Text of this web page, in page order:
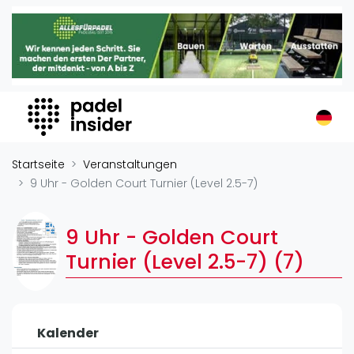
Padel Insider
Home
Organisationen
Buchungssysteme
Padel-Shops
Padel-Marken
Verschiedenes
Veranstaltungen
Playtomic
Startseite
Veranstaltungen
9 Uhr - Golden Court Turnier (Level 2.5-7)
9 Uhr - Golden Court
Turnier (Level 2.5-7) (7)
Kalender